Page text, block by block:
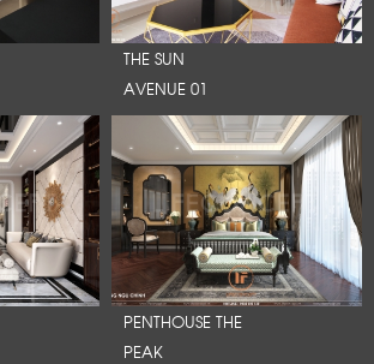
THE SUN
AVENUE 01
PENTHOUSE THE
PEAK